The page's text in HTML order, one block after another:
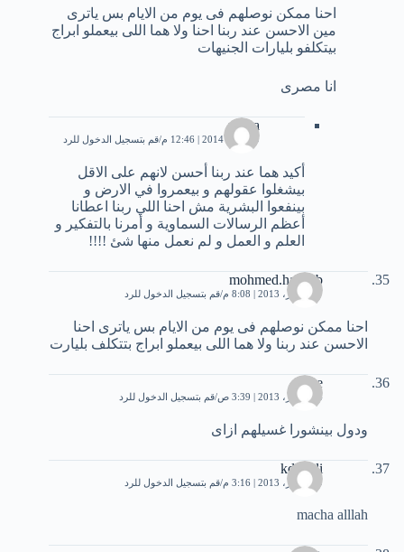
احنا ممكن نوصلهم فى يوم من الايام بس ياترى
مين الاحسن عند ربنا احنا ولا هما اللى بيعملو ابراج
بيتكلفو بليارات الجنيهات
انا مصرى
mona
29 يناير، 2014 | 12:46 م قم بتسجيل الدخول للرد
أكيد هما عند ربنا أحسن لانهم على الاقل
بيشغلوا عقولهم و بيعمروا في الارض و
بينفعوا البشرية مش احنا اللي ربنا اعطانا
أعظم الرسالات السماوية و أمرنا بالتفكير و
العلم و العمل و لم نعمل منها شئ !!!!
mohmed.hasbob
17 أكتوبر، 2013 | 8:08 م قم بتسجيل الدخول للرد
احنا ممكن نوصلهم فى يوم من الايام بس ياترى احنا
الاحسن عند ربنا ولا هما اللى بيعملو ابراج بتتكلف بليارت
mse
24 أكتوبر، 2013 | 3:39 ص قم بتسجيل الدخول للرد
ودول بينشورا غسيلهم ازاى
kdjillali
29 أكتوبر، 2013 | 3:16 م قم بتسجيل الدخول للرد
macha alllah